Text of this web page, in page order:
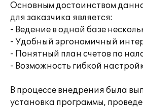
Основным достоинством
для заказчика является:
- Ведение в одной базе
- Удобный эргономичный
- Понятный план счетов по
- Возможность гибкой
В процессе внедрения была
установка программы,